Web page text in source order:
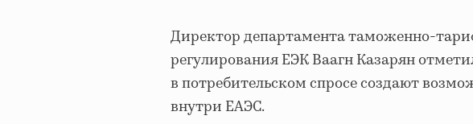
Директор департамента таможенно-
регулирования ЕЭК Ваагн Казарян
в потребительском спросе создают
внутри ЕАЭС.